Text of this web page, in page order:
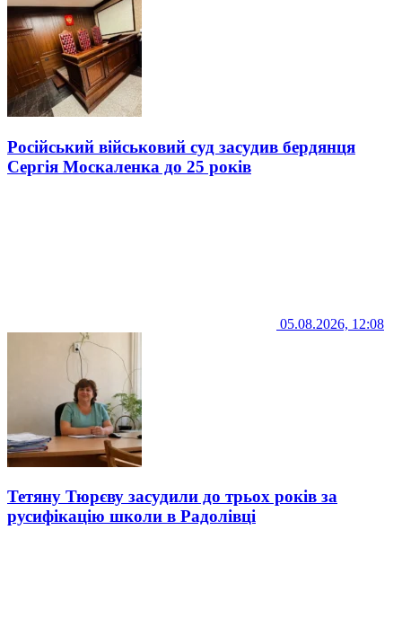
Російський військовий суд засудив бердянця
Сергія Москаленка до 25 років
05.08.2026, 12:08
Тетяну Тюрєву засудили до трьох років за
русифікацію школи в Радолівці